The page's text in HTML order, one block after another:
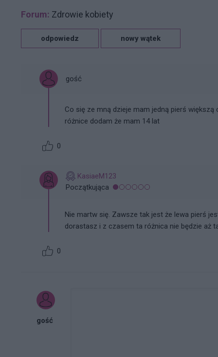
Forum: Zdrowie kobiety
odpowiedz nowy wątek
gość
Co się ze mną dzieje mam jedną pierś
różnice dodam że mam 14 lat
0
KasiaeM123
Początkująca
Nie martw się. Zawsze tak jest że lewa pierś
dorastasz i z czasem ta różnica nie będzie aż
0
gość